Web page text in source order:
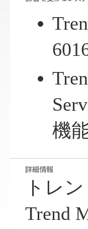
機
トレ
Trend